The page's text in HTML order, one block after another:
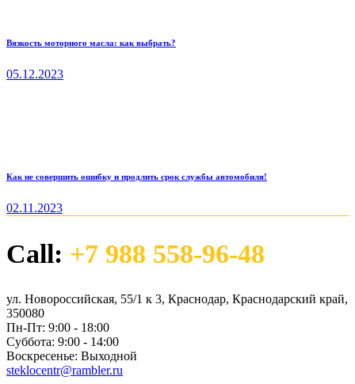
Вязкость моторного масла: как выбрать?
05.12.2023
Как не совершить ошибку и продлить срок службы автомобиля!
02.11.2023
Call: +7 988 558-96-48
ул. Новороссийская, 55/1 к 3, Краснодар, Краснодарский край,
350080
Пн-Пт: 9:00 - 18:00
Суббота: 9:00 - 14:00
Воскресенье: Выходной
steklocentr@rambler.ru